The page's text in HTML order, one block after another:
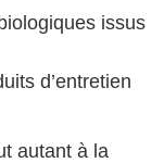
issus
d’entretien
autant à la